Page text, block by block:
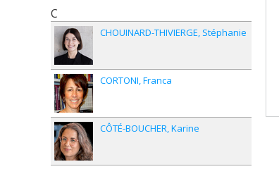
C
CHOUINARD-THIVIERGE Stéphanie
CORTONI Franca
CÔTÉ-BOUCHER Karine